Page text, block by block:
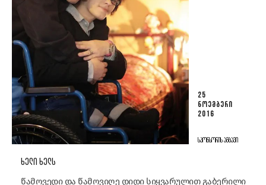
25
ᲜᲝᲔᲛᲑᲔᲠᲘ
2016
ᲡᲞᲝᲜᲡᲝᲠᲘᲡ ᲐᲛᲑᲐᲕᲘ
ᲮᲔᲚᲘ ᲮᲔᲚᲡ
წამოვედი და წამოვიღე დიდი სიყვარულით გაბერილი